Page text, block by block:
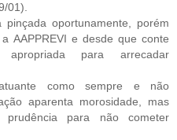
01).
oportunamente, porém
AAPPREVI e desde que conte
para arrecadar
como sempre e não
aparenta morosidade, mas
para não cometer